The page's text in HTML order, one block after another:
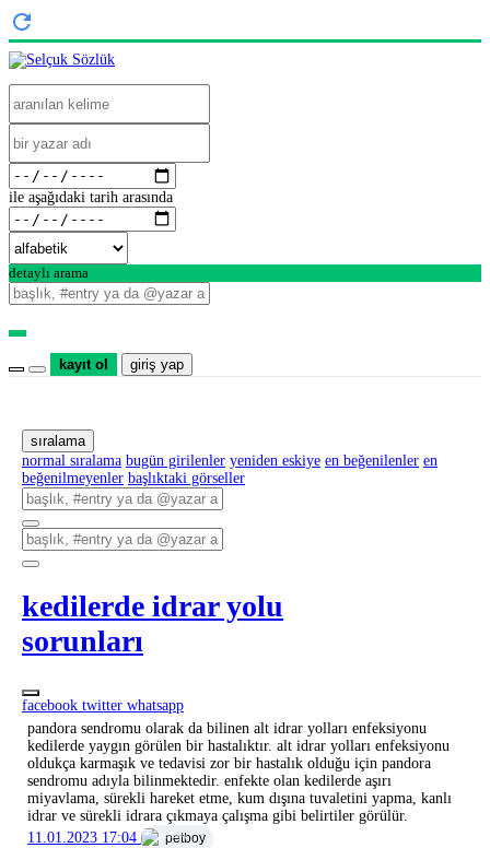
ile aşağıdaki tarih arasında
detaylı arama
kayıt ol giriş yap
sıralama
normal sıralama bugün girilenler yeniden eskiye en beğenilenler en
beğenilmeyenler başlıktaki görseller
kedilerde idrar yolu
sorunları
facebook twitter whatsapp
pandora sendromu olarak da bilinen alt idrar yolları enfeksiyonu
kedilerde yaygın görülen bir hastalıktır. alt idrar yolları enfeksiyonu
oldukça karmaşık ve tedavisi zor bir hastalık olduğu için pandora
sendromu adıyla bilinmektedir. enfekte olan kedilerde aşırı
miyavlama, sürekli hareket etme, kum dışına tuvaletini yapma, kanlı
idrar ve sürekli idrara çıkmaya çalışma gibi belirtiler görülür.
11.01.2023 17:04
petboy